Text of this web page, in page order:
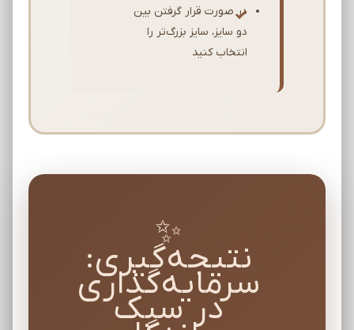
در صورت قرار گرفتن بین
دو سایز، سایز بزرگ‌تر را
انتخاب کنید
✨
نتیجه‌گیری:
سرمایه‌گذاری
در سبک